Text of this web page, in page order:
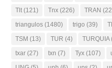
Tlt (121) Tnx (226) TRAN
triangulos (1480) trigo (39)
TSM (13) TUR (4) TURQUIA
txar (27) txn (7) Tyx (107)